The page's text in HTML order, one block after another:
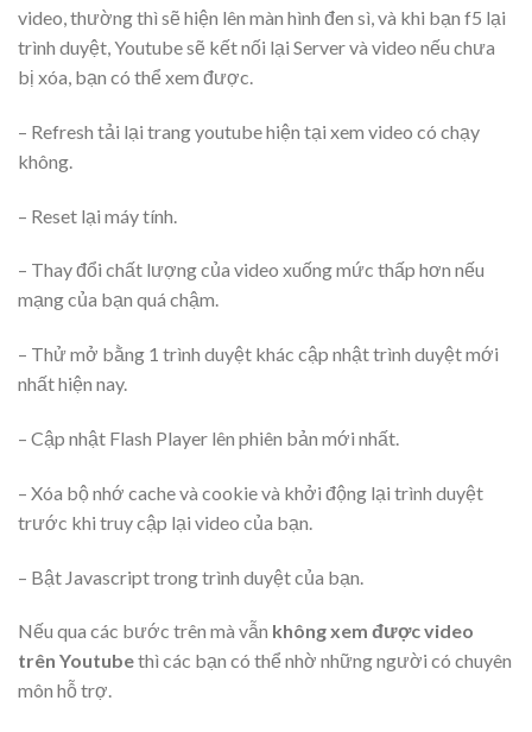
video, thường thì sẽ hiện lên màn hình đen sì, và khi bạn f5 lại
trình duyệt, Youtube sẽ kết nối lại Server và video nếu chưa
bị xóa, bạn có thể xem được.
– Refresh tải lại trang youtube hiện tại xem video có chạy
không.
– Reset lại máy tính.
– Thay đổi chất lượng của video xuống mức thấp hơn nếu
mạng của bạn quá chậm.
– Thử mở bằng 1 trình duyệt khác cập nhật trình duyệt mới
nhất hiện nay.
– Cập nhật Flash Player lên phiên bản mới nhất.
– Xóa bộ nhớ cache và cookie và khởi động lại trình duyệt
trước khi truy cập lại video của bạn.
– Bật Javascript trong trình duyệt của bạn.
Nếu qua các bước trên mà vẫn không xem được video
trên Youtubethì các bạn có thể nhờ những người có chuyên
môn hỗ trợ.